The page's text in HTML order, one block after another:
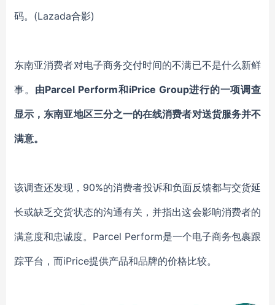
码。(Lazada合影)
东南亚消费者对电子商务交付时间的不满已不是什么新鲜
事。 由Parcel Perform和iPrice Group进行的一项调查
显示，东南亚地区三分之一的在线消费者对送货服务并不
满意。
该调查还发现，90%的消费者投诉和负面反馈都与交货延
长或缺乏交货状态的沟通有关，并指出这会影响消费者的
满意度和忠诚度。Parcel Perform是一个电子商务包裹跟
踪平台，而iPrice提供产品和品牌的价格比较。